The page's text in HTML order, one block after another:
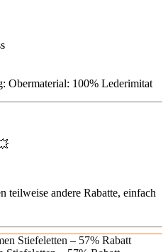
Obermaterial: 100% Lederimitat
teilweise andere Rabatte, einfach